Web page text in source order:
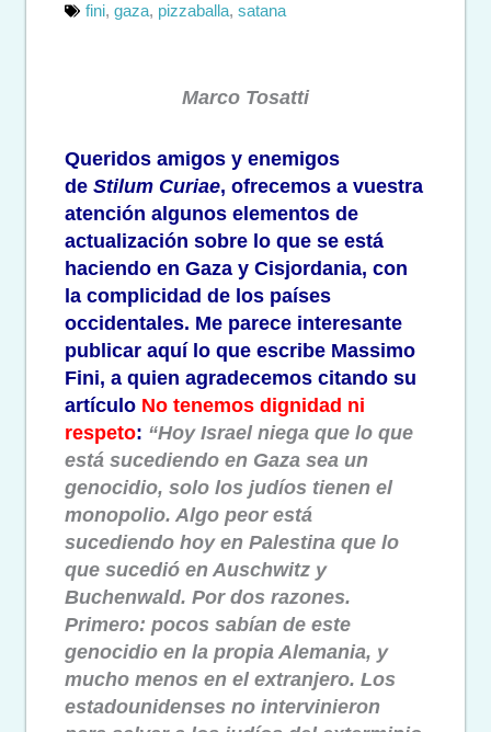
fini, gaza, pizzaballa, satana
Marco Tosatti
Queridos amigos y enemigos
de Stilum Curiae, ofrecemos a vuestra
atención algunos elementos de
actualización sobre lo que se está
haciendo en Gaza y Cisjordania, con
la complicidad de los países
occidentales. Me parece interesante
publicar aquí lo que escribe Massimo
Fini, a quien agradecemos citando su
artículo No tenemos dignidad ni
respeto: “Hoy Israel niega que lo que
está sucediendo en Gaza sea un
genocidio, solo los judíos tienen el
monopolio. Algo peor está
sucediendo hoy en Palestina que lo
que sucedió en Auschwitz y
Buchenwald. Por dos razones.
Primero: pocos sabían de este
genocidio en la propia Alemania, y
mucho menos en el extranjero. Los
estadounidenses no intervinieron